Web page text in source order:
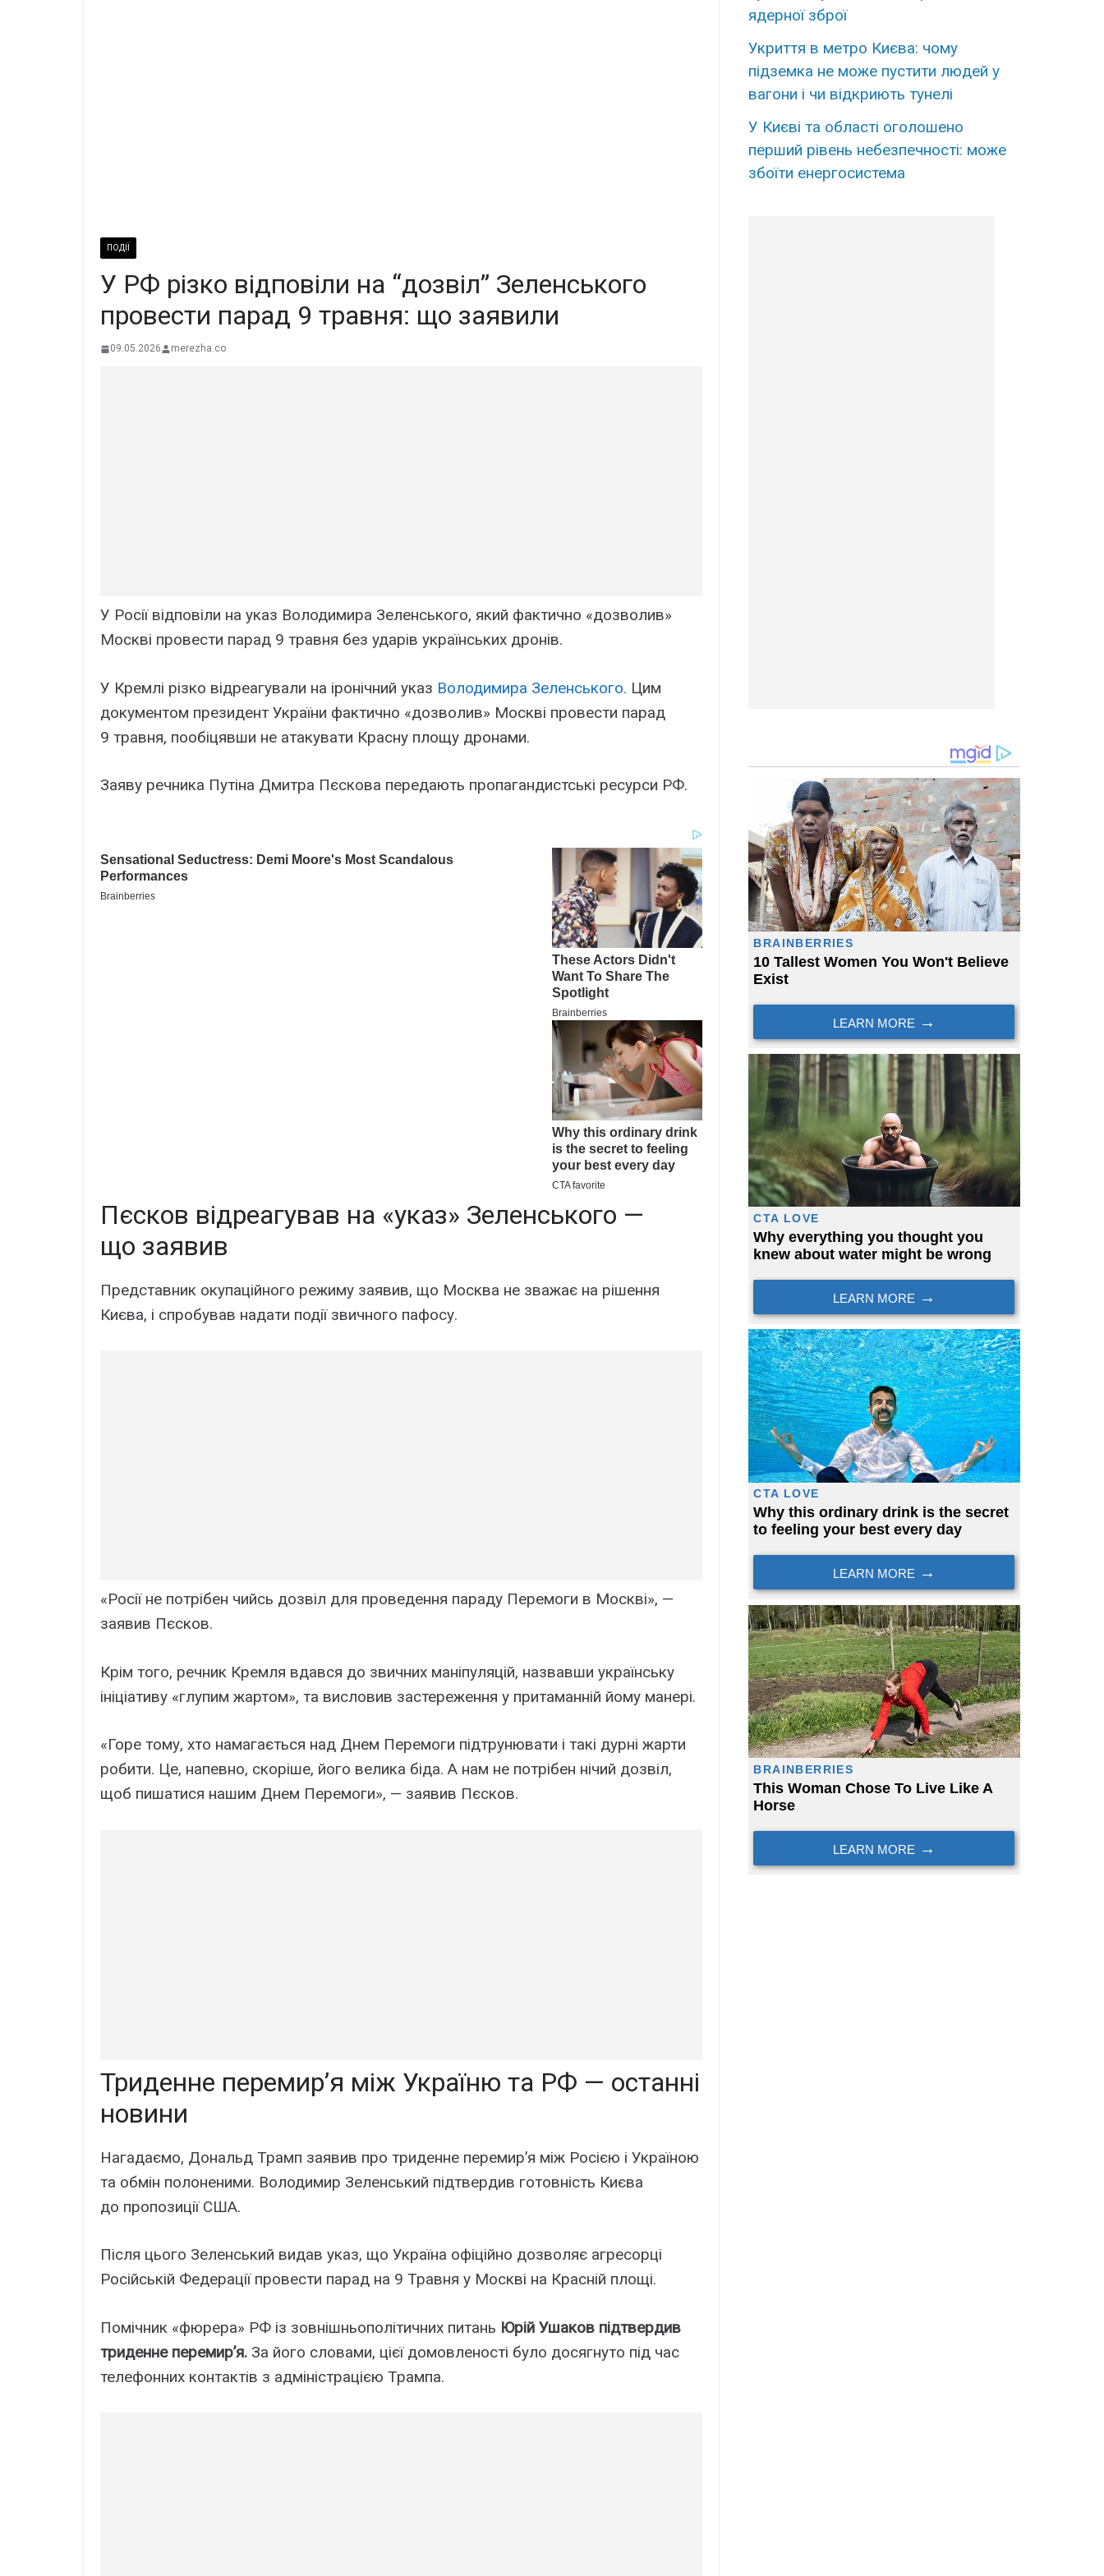
ПОДІЇ
У РФ різко відповіли на “дозвіл” Зеленського
провести парад 9 травня: що заявили
09.05.2026 merezha.co
У Росії відповіли на указ Володимира Зеленського, який фактично «дозволив»
Москві провести парад 9 травня без ударів українських дронів.
У Кремлі різко відреагували на іронічний указ Володимира Зеленського. Цим
документом президент України фактично «дозволив» Москві провести парад
9 травня, пообіцявши не атакувати Красну площу дронами.
Заяву речника Путіна Дмитра Пєскова передають пропагандистські ресурси РФ.
Пєсков відреагував на «указ» Зеленського —
що заявив
Представник окупаційного режиму заявив, що Москва не зважає на рішення
Києва, і спробував надати події звичного пафосу.
«Росії не потрібен чийсь дозвіл для проведення параду Перемоги в Москві», —
заявив Пєсков.
Крім того, речник Кремля вдався до звичних маніпуляцій, назвавши українську
ініціативу «глупим жартом», та висловив застереження у притаманній йому манері.
«Горе тому, хто намагається над Днем Перемоги підтрунювати і такі дурні жарти
робити. Це, напевно, скоріше, його велика біда. А нам не потрібен нічий дозвіл,
щоб пишатися нашим Днем Перемоги», — заявив Пєсков.
Триденне перемир’я між Україню та РФ — останні
новини
Нагадаємо, Дональд Трамп заявив про триденне перемир’я між Росією і Україною
та обмін полоненими. Володимир Зеленський підтвердив готовність Києва
до пропозиції США.
Після цього Зеленський видав указ, що Україна офіційно дозволяє агресорці
Російській Федерації провести парад на 9 Травня у Москві на Красній площі.
Помічник «фюрера» РФ із зовнішньополітичних питань Юрій Ушаков підтвердив
триденне перемир’я. За його словами, цієї домовленості було досягнуто під час
телефонних контактів з адміністрацією Трампа.
ядерної зброї
Укриття в метро Києва: чому
підземка не може пустити людей у
вагони і чи відкриють тунелі
У Києві та області оголошено
перший рівень небезпечності: може
збоїти енергосистема